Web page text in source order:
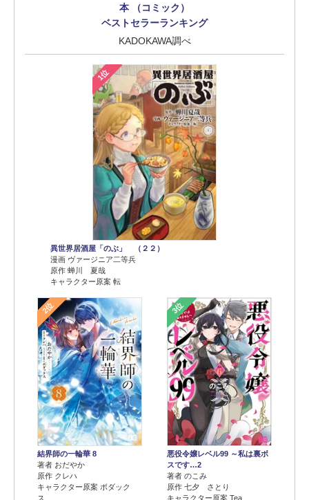
本 （コミック）
ベストセラーランキング
KADOKAWA調べ
1位
異世界居酒屋「のぶ」 （２２）
漫画 ヴァージニア二等兵
原作 蝉川 夏哉
キャラクター原案 転
2位
結界師の一輪華 8
著者 おだやか
原作 クレハ
キャラクター原案 ボダック
ス
3位
悪役令嬢レベル99 ～私は裏ボ
スです…2
著者 のこみ
原作 七夕 さとり
キャラクター原案 Tea